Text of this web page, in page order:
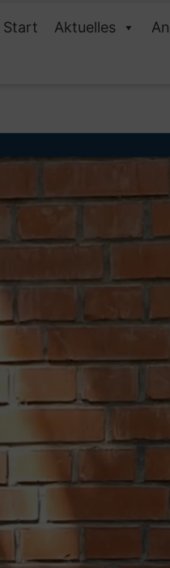
Start Aktuelles